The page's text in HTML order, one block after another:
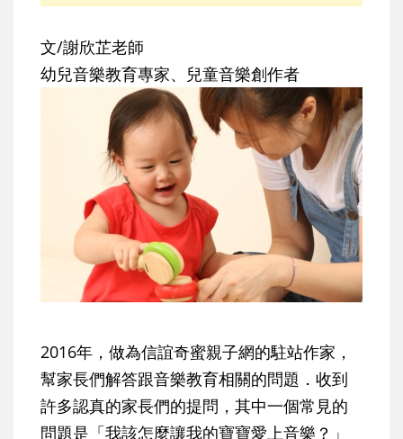
文/謝欣芷老師
幼兒音樂教育專家、兒童音樂創作者
2016年，做為信誼奇蜜親子網的駐站作家，
幫家長們解答跟音樂教育相關的問題．收到
許多認真的家長們的提問，其中一個常見的
問題是「我該怎麼讓我的寶寶愛上音樂？」